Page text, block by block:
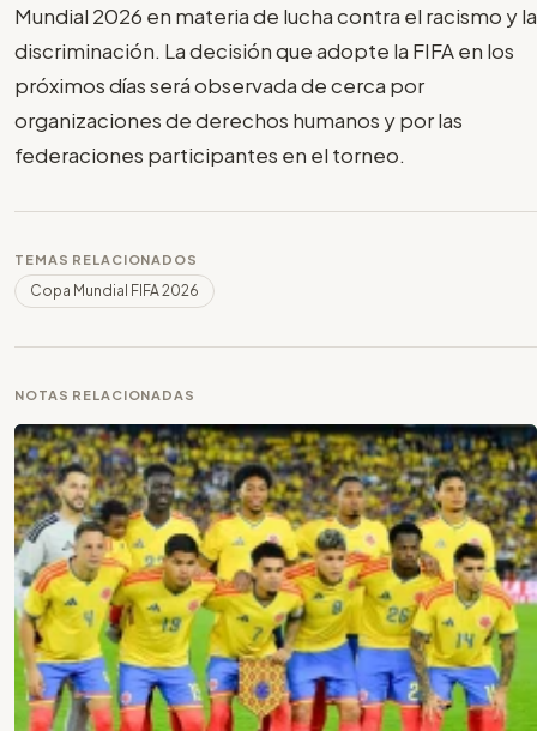
Mundial 2026 en materia de lucha contra el racismo y la
discriminación. La decisión que adopte la FIFA en los
próximos días será observada de cerca por
organizaciones de derechos humanos y por las
federaciones participantes en el torneo.
TEMAS RELACIONADOS
Copa Mundial FIFA 2026
NOTAS RELACIONADAS